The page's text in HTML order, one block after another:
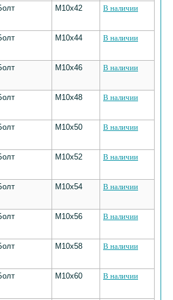
M10х42 В наличии
M10х44 В наличии
M10х46 В наличии
M10х48 В наличии
M10х50 В наличии
M10х52 В наличии
M10х54 В наличии
M10х56 В наличии
M10х58 В наличии
M10х60 В наличии